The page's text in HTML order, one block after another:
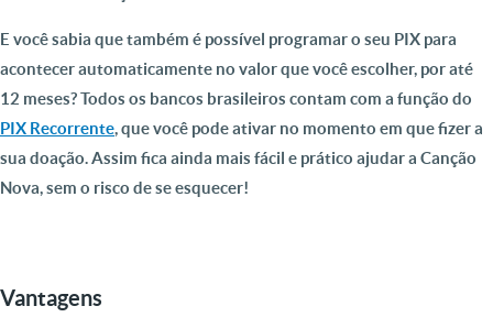
E você sabia que também é possível programar o seu PIX para
acontecer automaticamente no valor que você escolher, por até
12 meses? Todos os bancos brasileiros contam com a função do
PIX Recorrente, que você pode ativar no momento em que fizer a
sua doação. Assim fica ainda mais fácil e prático ajudar a Canção
Nova, sem o risco de se esquecer!
Vantagens